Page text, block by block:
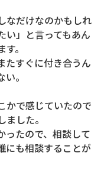
なだけなのかもしれ
い」と言ってもあん
。
たすぐに付き合うん
。
かで感じていたので
した。
ったので、相談して
にも相談することが